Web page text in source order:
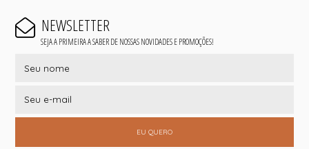
NEWSLETTER
SEJA A PRIMEIRA A SABER DE NOSSAS NOVIDADES E PROMOÇÕES!
EU QUERO